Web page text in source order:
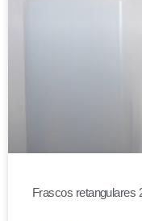
Frascos retangulares